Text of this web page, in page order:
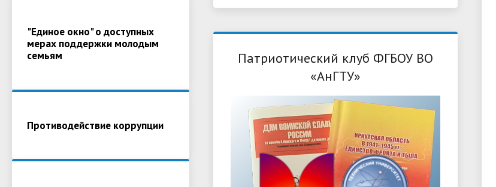
"Единое окно" о доступных
мерах поддержки молодым
семьям
Противодействие коррупции
Патриотический клуб ФГБОУ ВО
«АнГТУ»